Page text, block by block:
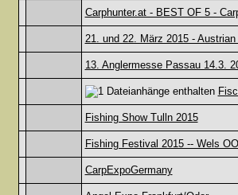
Carphunter.at - BEST OF 5 -
21. und 22. März 2015 -
13. Anglermesse Passau 14.3.
Fishing Show Tulln 2015
Fishing Festival 2015 -- Wels
CarpExpoGermany